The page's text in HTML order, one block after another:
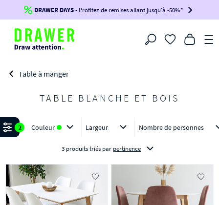
Jusqu'à-100€*sur votre commande !
BIKINI100
-voir conditions en bas de page-
DRAWER DAYS- Profitez de remises allant jusqu'à -50%*
Filtrer
Table à manger
TABLE BLANCHE ET BOIS
Affiner
2 Couleur Largeur Nombre de personnes
3 produits triés par pertinence